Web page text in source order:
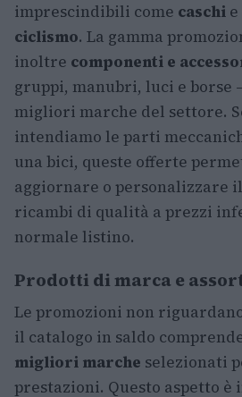
imprescindibili come caschi e
ciclismo. La gamma
inoltre componenti e
gruppi, manubri, luci e
migliori marche del settore.
intendiamo le parti
una bici, queste offerte
aggiornare o personalizzare
ricambi di qualità a prezzi
normale listino.
Prodotti di marca e
Le promozioni non
il catalogo in saldo
migliori marche selezionati
prestazioni. Questo aspetto